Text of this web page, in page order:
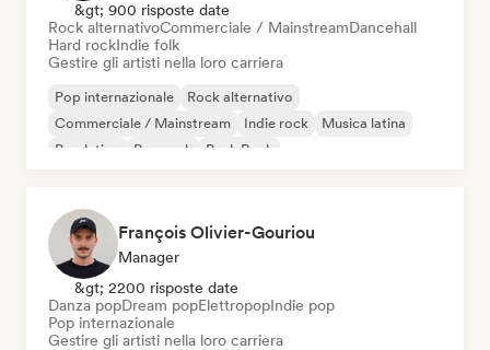
&gt; 900 risposte date
Rock alternativoCommerciale / MainstreamDancehall
Hard rockIndie folk
Gestire gli artisti nella loro carriera
Pop internazionale
Rock alternativo
Commerciale / Mainstream
Indie rock
Musica latina
Pop latino
Pop rock Punk Rock
François Olivier-Gouriou
Manager
&gt; 2200 risposte date
Danza popDream popElettropopIndie pop
Pop internazionale
Gestire gli artisti nella loro carriera